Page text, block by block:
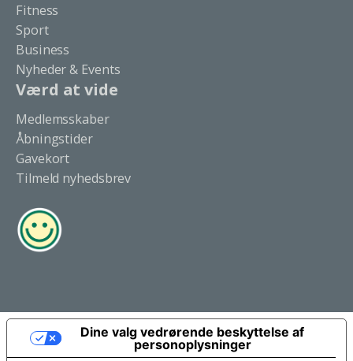
Fitness
Sport
Business
Nyheder & Events
Værd at vide
Medlemsskaber
Åbningstider
Gavekort
Tilmeld nyhedsbrev
Dine valg vedrørende beskyttelse af
personoplysninger